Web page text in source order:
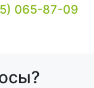
065-87-09